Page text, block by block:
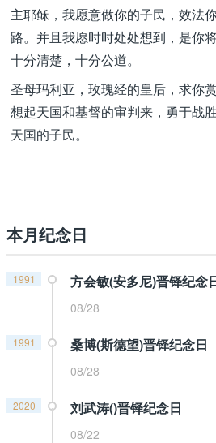
主耶稣，我愿意做你的子民，效法
路。并且我愿时时处处想到，是你
十分清楚，十分公道。
圣母玛利亚，玫瑰经的皇后，求你
想起天国和基督的审判来，勇于战
天国的子民。
本月纪念日
1991 方会敏(安多尼)晋铎纪念
08/28
1991 桑博(斯德望)晋铎纪念日
08/28
2020 刘武涛()晋铎纪念日
08/22